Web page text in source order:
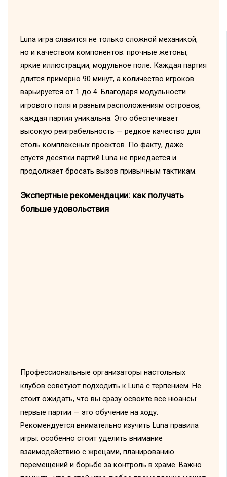
Luna игра славится не только сложной механикой,
но и качеством компонентов: прочные жетоны,
яркие иллюстрации, модульное поле. Каждая партия
длится примерно 90 минут, а количество игроков
варьируется от 1 до 4. Благодаря модульности
игрового поля и разным расположениям островов,
каждая партия уникальна. Это обеспечивает
высокую реиграбельность — редкое качество для
столь комплексных проектов. По факту, даже
спустя десятки партий Luna не приедается и
продолжает бросать вызов привычным тактикам.
Экспертные рекомендации: как получать
больше удовольствия
Профессиональные организаторы настольных
клубов советуют подходить к Luna с терпением. Не
стоит ожидать, что вы сразу освоите все нюансы:
первые партии — это обучение на ходу.
Рекомендуется внимательно изучить Luna правила
игры: особенно стоит уделить внимание
взаимодействию с жрецами, планированию
перемещений и борьбе за контроль в храме. Важно